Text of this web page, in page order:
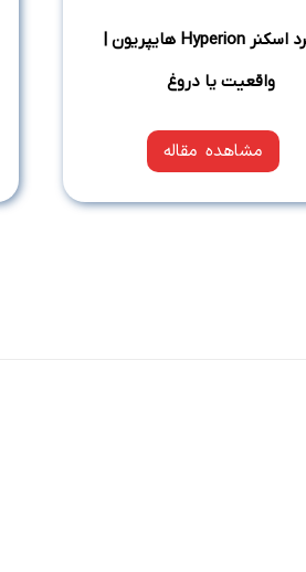
عملکرد اسکنر Hyperion هایپریون |
واقعیت یا دروغ
مشاهده مقاله